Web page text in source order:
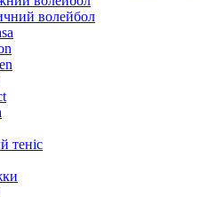
волейбол
теніс